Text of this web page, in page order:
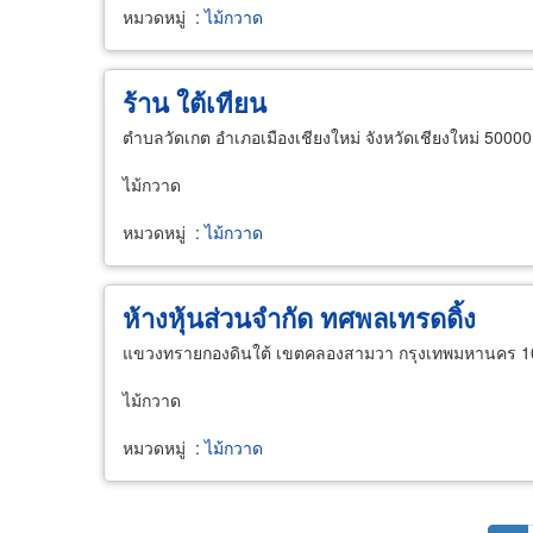
หมวดหมู่ :ไม้กวาด
ร้าน ใต้เทียน
ตำบลวัดเกต อำเภอเมืองเชียงใหม่ จังหวัดเชียงใหม่ 50000
ไม้กวาด
หมวดหมู่ :ไม้กวาด
ห้างหุ้นส่วนจำกัด ทศพลเทรดดิ้ง
แขวงทรายกองดินใต้ เขตคลองสามวา กรุงเทพมหานคร
ไม้กวาด
หมวดหมู่ :ไม้กวาด